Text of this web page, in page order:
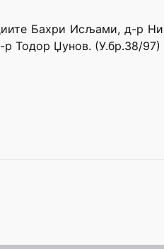
Бахри Исљами, д-р
Тодор Џунов. (У.бр.38/97)